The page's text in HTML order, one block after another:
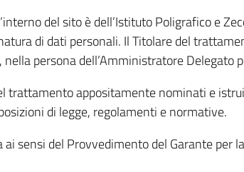
del sito è dell’Istituto Poligrafico e
di dati personali. Il Titolare del
persona dell’Amministratore Delegato
trattamento appositamente nominati e
di legge, regolamenti e normative.
sensi del Provvedimento del Garante per